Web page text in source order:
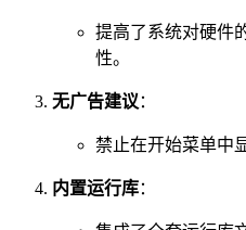
提高了系统对硬件
性。
无广告建议 ：
禁止在开始菜单中
内置运行库：